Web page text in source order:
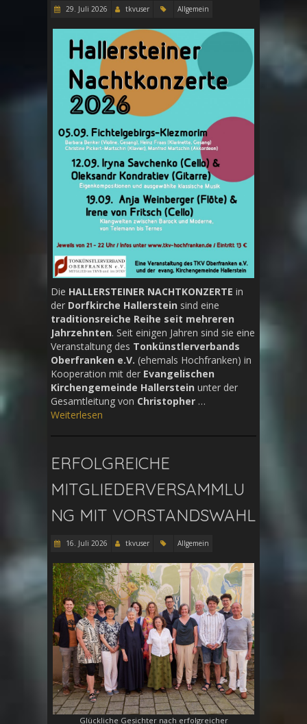
29. Juli 2026 tkvuser Allgemein
Die HALLERSTEINER NACHTKONZERTE in
der Dorfkirche Hallerstein sind eine
traditionsreiche Reihe seit mehreren
Jahrzehnten. Seit einigen Jahren sind sie eine
Veranstaltung des Tonkünstlerverbands
Oberfranken e.V. (ehemals Hochfranken) in
Kooperation mit der Evangelischen
Kirchengemeinde Hallerstein unter der
Gesamtleitung von Christopher …
Weiterlesen
ERFOLGREICHE
MITGLIEDERVERSAMMLU
NG MIT VORSTANDSWAHL
16. Juli 2026 tkvuser Allgemein
Glückliche Gesichter nach erfolgreicher